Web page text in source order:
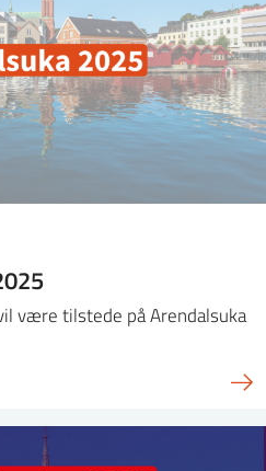
være tilstede på Arendalsuka